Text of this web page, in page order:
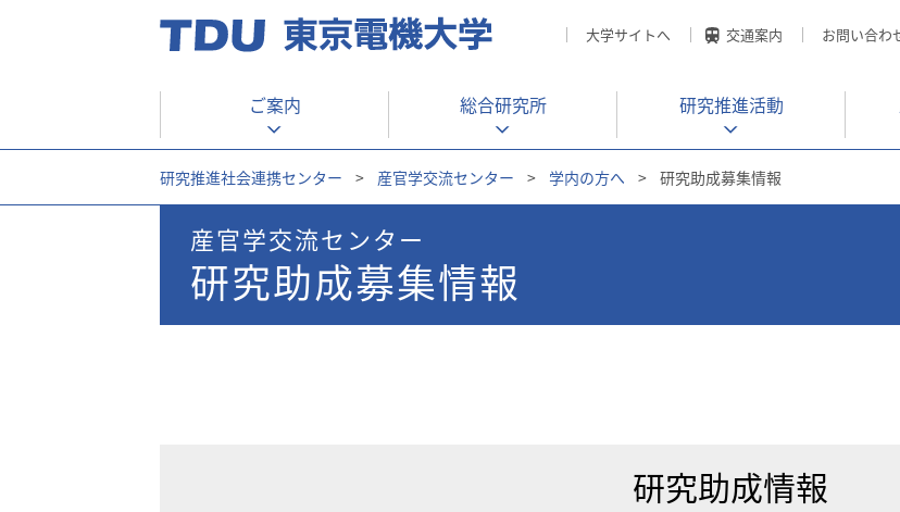
大学サイトへ 交通案内 お問い合わ
ご案内 総合研究所 研究推進活動
研究推進社会連携センター > 産官学交流センター > 学内の方へ > 研究助成募集情報
産官学交流センター
研究助成募集情報
研究助成情報